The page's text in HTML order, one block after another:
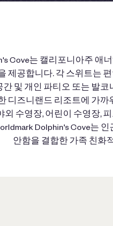
Cove는 캘리포니아주 애
제공합니다. 각 스위트는
간 및 개인 파티오 또는 발
디즈니랜드 리조트에 가까
외 수영장, 어린이 수영장,
Dolphin's Cove는
안함을 결합한 가족 친화